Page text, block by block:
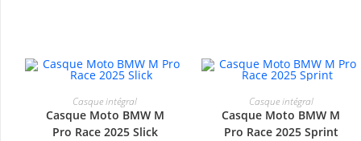
-15%
CHOIX DES OPTIONS
Casque intégral
Casque Moto BMW M
Pro Race 2025 Slick
-15%
CHOIX DES OPTIONS
Casque intégral
Casque Moto BMW M
Pro Race 2025 Sprint